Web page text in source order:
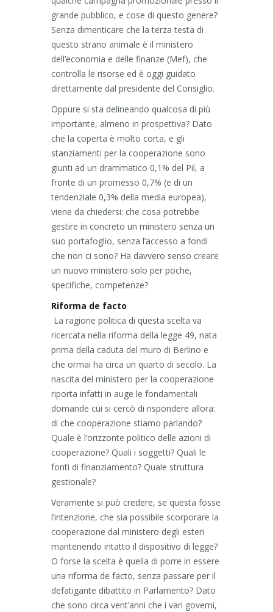
grande pubblico, e cose di questo genere?
Senza dimenticare che la terza testa di
questo strano animale è il ministero
dell’economia e delle finanze (Mef), che
controlla le risorse ed è oggi guidato
direttamente dal presidente del Consiglio.
Oppure si sta delineando qualcosa di più
importante, almeno in prospettiva? Dato
che la coperta è molto corta, e gli
stanziamenti per la cooperazione sono
giunti ad un drammatico 0,1% del Pil, a
fronte di un promesso 0,7% (e di un
tendenziale 0,3% della media europea),
viene da chiedersi: che cosa potrebbe
gestire in concreto un ministero senza un
suo portafoglio, senza l’accesso a fondi
che non ci sono? Ha davvero senso creare
un nuovo ministero solo per poche,
specifiche, competenze?
Riforma de facto
La ragione politica di questa scelta va
ricercata nella riforma della legge 49, nata
prima della caduta del muro di Berlino e
che ormai ha circa un quarto di secolo. La
nascita del ministero per la cooperazione
riporta infatti in auge le fondamentali
domande cui si cercò di rispondere allora:
di che cooperazione stiamo parlando?
Quale è l’orizzonte politico delle azioni di
cooperazione? Quali i soggetti? Quali le
fonti di finanziamento? Quale struttura
gestionale?
Veramente si può credere, se questa fosse
l’intenzione, che sia possibile scorporare la
cooperazione dal ministero degli esteri
mantenendo intatto il dispositivo di legge?
O forse la scelta è quella di porre in essere
una riforma de facto, senza passare per il
defatigante dibattito in Parlamento? Dato
che sono circa vent’anni che i vari governi,